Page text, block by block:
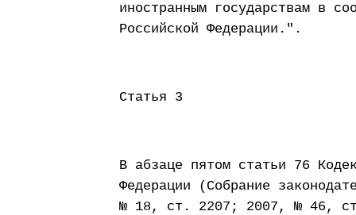
иностранным государствам в
Российской Федерации.".
Статья 3
В абзаце пятом статьи 76
Федерации (Собрание
№ 18, ст. 2207; 2007, № 46,